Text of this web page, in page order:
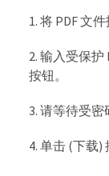
将 PDF 文
输入受保护
按钮。
请等待受密
单击 (下载)